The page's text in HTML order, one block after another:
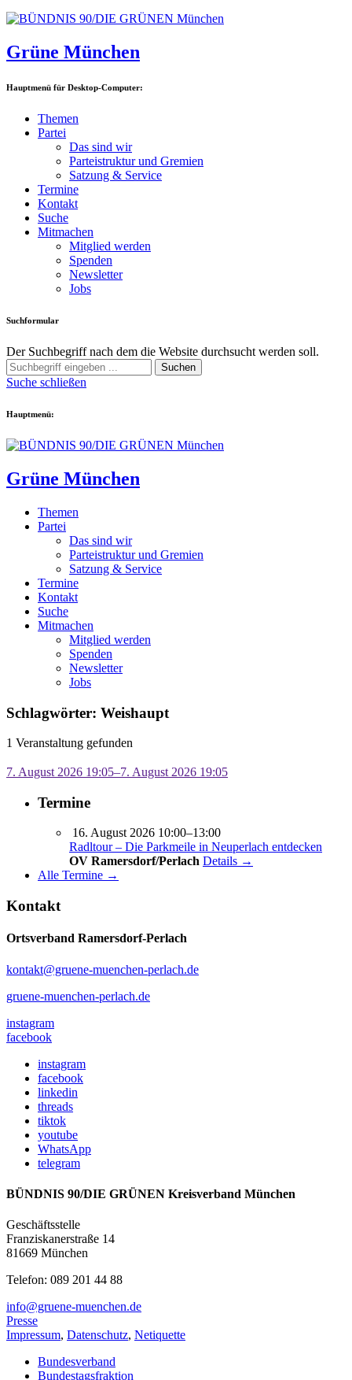
Grüne München
Hauptmenü für Desktop-Computer:
Themen
Partei
Das sind wir
Parteistruktur und Gremien
Satzung & Service
Termine
Kontakt
Suche
Mitmachen
Mitglied werden
Spenden
Newsletter
Jobs
Suchformular
Der Suchbegriff nach dem die Website durchsucht werden soll.
Suchen
Suche schließen
Hauptmenü:
Grüne München
Themen
Partei
Das sind wir
Parteistruktur und Gremien
Satzung & Service
Termine
Kontakt
Suche
Mitmachen
Mitglied werden
Spenden
Newsletter
Jobs
Schlagwörter: Weishaupt
1 Veranstaltung gefunden
7. August 2026 19:05–7. August 2026 19:05
Termine
16. August 2026 10:00–13:00
Radltour – Die Parkmeile in Neuperlach entdecken
OV Ramersdorf/Perlach Details →
Alle Termine →
Kontakt
Ortsverband Ramersdorf-Perlach
kontakt@gruene-muenchen-perlach.de
gruene-muenchen-perlach.de
instagram
facebook
instagram
facebook
linkedin
threads
tiktok
youtube
WhatsApp
telegram
BÜNDNIS 90/DIE GRÜNEN Kreisverband München
Geschäftsstelle
Franziskanerstraße 14
81669 München
Telefon: 089 201 44 88
info@gruene-muenchen.de
Presse
Impressum, Datenschutz, Netiquette
Bundesverband
Bundestagsfraktion